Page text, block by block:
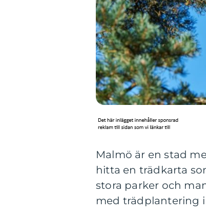
Malmö är en stad
hitta en trädkarta
stora parker och
med trädplantering